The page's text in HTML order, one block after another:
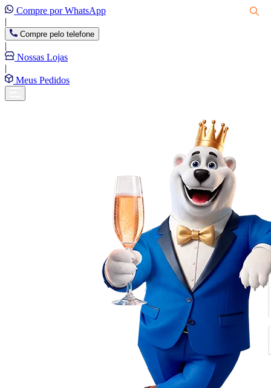
Compre por WhatsApp
|
Compre pelo telefone
|
Nossas Lojas
|
Meus Pedidos